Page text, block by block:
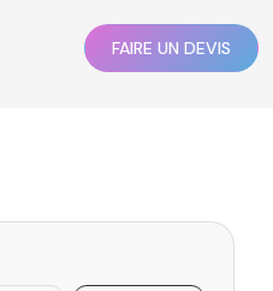
FAIRE UN DEVIS